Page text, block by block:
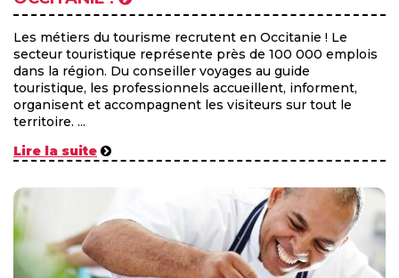
Les métiers du tourisme recrutent en Occitanie ! Le
secteur touristique représente près de 100 000 emplois
dans la région. Du conseiller voyages au guide
touristique, les professionnels accueillent, informent,
organisent et accompagnent les visiteurs sur tout le
territoire. ...
Lire la suite